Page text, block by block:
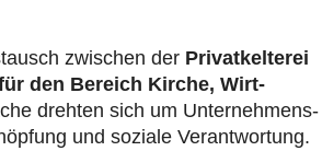
zwischen der Pri­vat­kel­te­rei
den Bereich Kirche, Wirt­
drehten sich um Unter­neh­mens­
und soziale Ver­ant­wor­tung.